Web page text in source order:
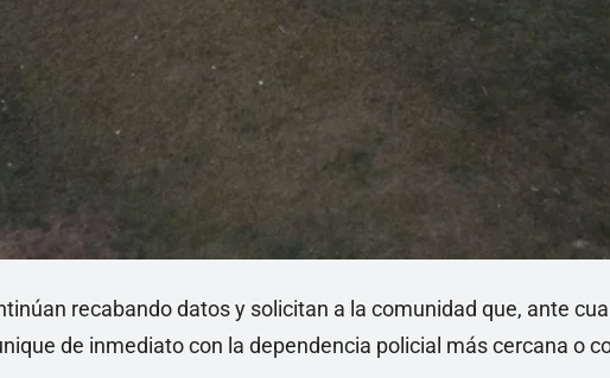
recabando datos y solicitan a la comunidad que, ante
de inmediato con la dependencia policial más cercana o